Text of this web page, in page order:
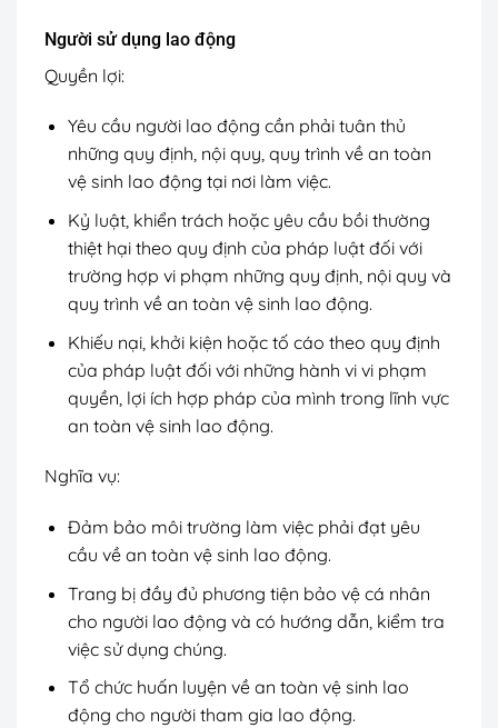
Người sử dụng lao động
Quyền lợi:
Yêu cầu người lao động cần phải tuân thủ
những quy định, nội quy, quy trình về an toàn
vệ sinh lao động tại nơi làm việc.
Kỷ luật, khiển trách hoặc yêu cầu bồi thường
thiệt hại theo quy định của pháp luật đối với
trường hợp vi phạm những quy định, nội quy và
quy trình về an toàn vệ sinh lao động.
Khiếu nại, khởi kiện hoặc tố cáo theo quy định
của pháp luật đối với những hành vi vi phạm
quyền, lợi ích hợp pháp của mình trong lĩnh vực
an toàn vệ sinh lao động.
Nghĩa vụ:
Đảm bảo môi trường làm việc phải đạt yêu
cầu về an toàn vệ sinh lao động.
Trang bị đầy đủ phương tiện bảo vệ cá nhân
cho người lao động và có hướng dẫn, kiểm tra
việc sử dụng chúng.
Tổ chức huấn luyện về an toàn vệ sinh lao
động cho người tham gia lao động.